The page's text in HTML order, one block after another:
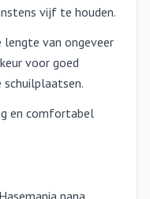
vijf te houden.
lengte van ongeveer
voor goed
en comfortabel
nana